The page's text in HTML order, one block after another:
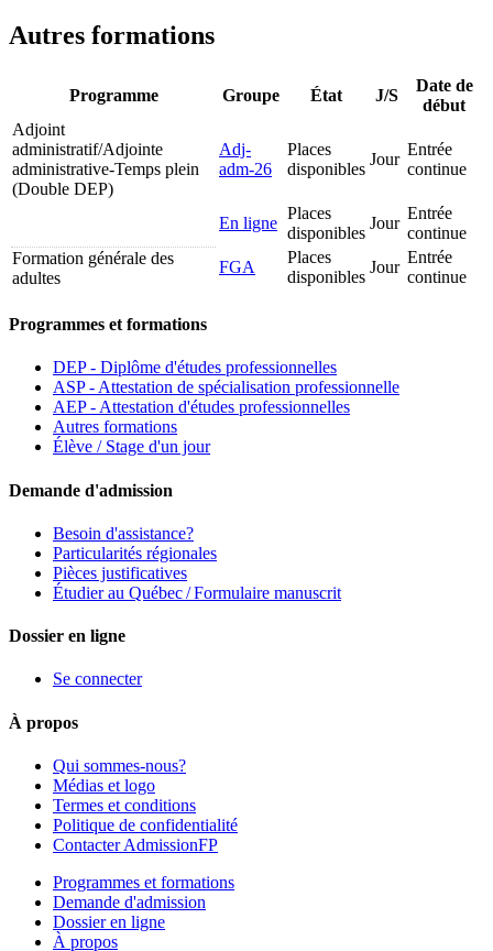
Autres formations
Programme Groupe État J/S
Date de
début
Adjoint
administratif/Adjointe
administrative-Temps plein
(Double DEP)
Adj-
adm-26
Places
disponibles
Jour
Entrée
continue
En ligne
Places
disponibles
Jour
Entrée
continue
Formation générale des
adultes
FGA
Places
disponibles
Jour
Entrée
continue
Programmes et formations
DEP - Diplôme d'études professionnelles
ASP - Attestation de spécialisation professionnelle
AEP - Attestation d'études professionnelles
Autres formations
Élève / Stage d'un jour
Demande d'admission
Besoin d'assistance?
Particularités régionales
Pièces justificatives
Étudier au Québec / Formulaire manuscrit
Dossier en ligne
Se connecter
À propos
Qui sommes-nous?
Médias et logo
Termes et conditions
Politique de confidentialité
Contacter AdmissionFP
Programmes et formations
Demande d'admission
Dossier en ligne
À propos